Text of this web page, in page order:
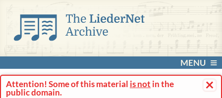
MENU
×
Attention! Some of this material is not in the
public domain.